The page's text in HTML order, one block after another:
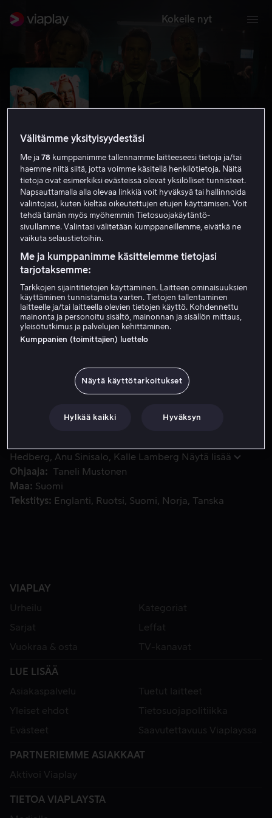
Kokeile nyt
Luokkakokous 2: Polttarit
4.3 Komedia
HD
Vuokraa 4,99 €
Osta 9,99 €
kuntoilun tai ainakin kuntoilusta somettamisen
selvitäkseen lähestyvästä keski-ikäistymisestä ja
avioeron jälkeen ja aikoo palata deittailun maailmaan.
häävalmistelut Leilan kanssa ovat täydessä vauhdissa.
Hedberg
Anu Sinisalo Kalle Lamberg Näytä lisää
Ohjaaja
Taneli Mustonen
Maa
Suomi
Tekstitys
Englanti Ruotsi Suomi Norja Tanska
VIAPLAY
Urheilu
Kategoriat
Sarjat
Leffat
Vuokraa & osta
TV-kanavat
LUE LISÄÄ
Asiakaspalvelu
Tuetut laitteet
Yleiset ehdot
Tietosuojapolitiikka
Evästeet
Saavutettavuus Viaplayssa
PARTNERIEMME ASIAKKAAT
Aktivoi Viaplay
TIETOA VIAPLAYSTA
Välitämme yksityisyydestäsi
Me ja78 kumppanimme tallennamme laitteeseesi tietoja ja/tai
haemme niitä siitä, jotta voimme käsitellä henkilötietoja. Näitä
tietoja ovat esimerkiksi evästeissä olevat yksilölliset tunnisteet.
Napsauttamalla alla olevaa linkkiä voit hyväksyä tai hallinnoida
valintojasi, kuten kieltää oikeutettujen etujen käyttämisen. Voit
tehdä tämän myös myöhemmin Tietosuojakäytäntö-
sivullamme. Valintasi välitetään kumppaneillemme, eivätkä ne
vaikuta selaustietoihin.
Me ja kumppanimme käsittelemme tietojasi
tarjotaksemme:
Tarkkojen sijaintitietojen käyttäminen. Laitteen ominaisuuksien
käyttäminen tunnistamista varten. Tietojen tallentaminen
laitteelle ja/tai laitteella olevien tietojen käyttö. Kohdennettu
mainonta ja personoitu sisältö, mainonnan ja sisällön mittaus,
yleisötutkimus ja palvelujen kehittäminen.
Kumppanien (toimittajien) luettelo
Näytä käyttötarkoitukset
Hylkää kaikki Hyväksyn